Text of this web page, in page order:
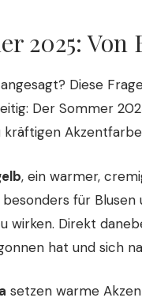
2025:
Diese
Der Sommer
kräftigen
, ein warmer,
für
wirken. Direkt
hat und sich
setzen warme